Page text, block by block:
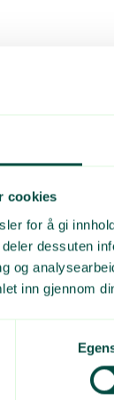
cookies
for å gi
dessuten
og
inn gjennom
hos
blant annet
det om det